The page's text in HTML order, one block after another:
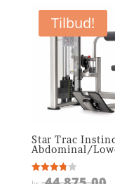
Tilbud!
Star Trac
Abdominal/
Vurderet